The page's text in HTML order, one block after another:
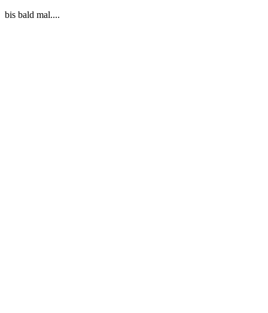
bis bald mal....